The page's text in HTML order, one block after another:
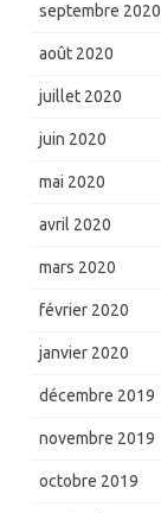
septembre 2020
août 2020
juillet 2020
juin 2020
mai 2020
avril 2020
mars 2020
février 2020
janvier 2020
décembre 2019
novembre 2019
octobre 2019